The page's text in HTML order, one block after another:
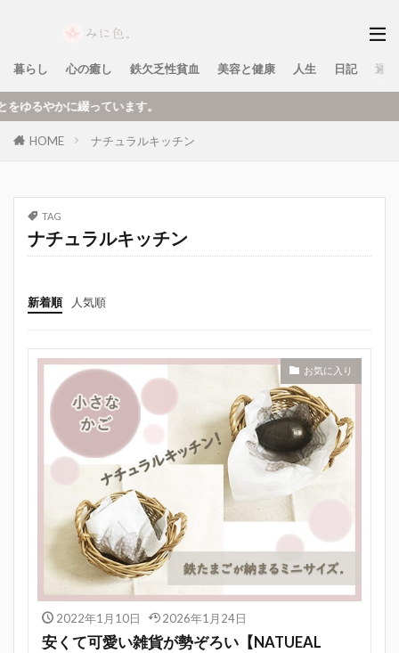
暮らし 心の癒し 鉄欠乏性貧血 美容と健康 人生 日記 運
綴っています。
HOME ナチュラルキッチン
TAG
ナチュラルキッチン
新着順 人気順
お気に入り
2022年1月10日 2026年1月24日
安くて可愛い雑貨が勢ぞろい【NATUEAL